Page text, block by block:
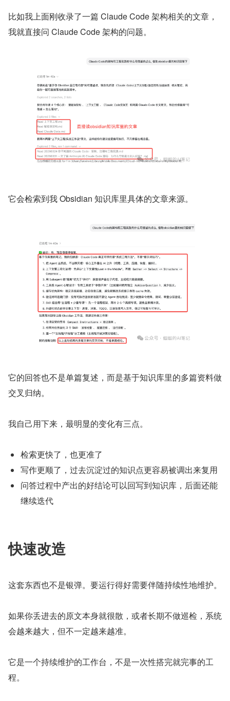
比如我上面刚收录了一篇 Claude Code 架构相关的文章，
我就直接问 Claude Code 架构的问题。
它会检索到我 Obsidian 知识库里具体的文章来源。
它的回答也不是单篇复述，而是基于知识库里的多篇资料做
交叉归纳。
我自己用下来，最明显的变化有三点。
检索更快了，也更准了
写作更顺了，过去沉淀过的知识点更容易被调出来复用
问答过程中产出的好结论可以回写到知识库，后面还能
继续迭代
快速改造
这套东西也不是银弹。要运行得好需要伴随持续性地维护。
如果你丢进去的原文本身就很散，或者长期不做巡检，系统
会越来越大，但不一定越来越准。
它是一个持续维护的工作台，不是一次性搭完就完事的工
程。